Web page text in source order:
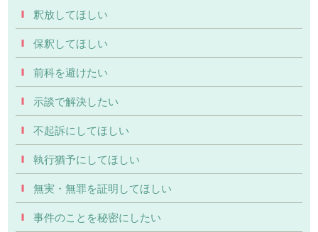
釈放してほしい
保釈してほしい
前科を避けたい
示談で解決したい
不起訴にしてほしい
執行猶予にしてほしい
無実・無罪を証明してほしい
事件のことを秘密にしたい